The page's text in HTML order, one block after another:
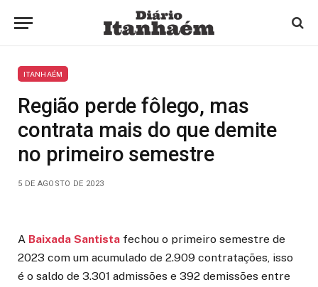
ITANHAÉM
Região perde fôlego, mas
contrata mais do que demite
no primeiro semestre
5 DE AGOSTO DE 2023
A Baixada Santista fechou o primeiro semestre de
2023 com um acumulado de 2.909 contratações, isso
é o saldo de 3.301 admissões e 392 demissões entre